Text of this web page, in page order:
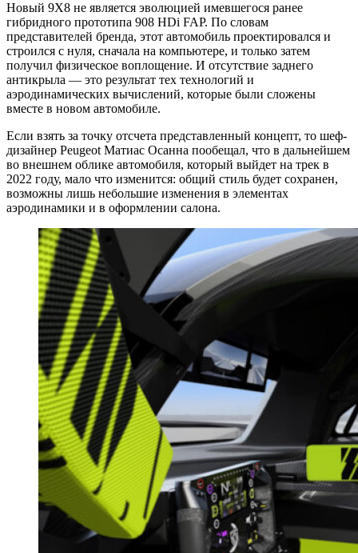
Новый 9Х8 не является эволюцией имевшегося ранее
гибридного прототипа 908 HDi FAP. По словам
представителей бренда, этот автомобиль проектировался и
строился с нуля, сначала на компьютере, и только затем
получил физическое воплощение. И отсутствие заднего
антикрыла — это результат тех технологий и
аэродинамических вычислений, которые были сложены
вместе в новом автомобиле.
Если взять за точку отсчета представленный концепт, то шеф-
дизайнер Peugeot Матиас Осанна пообещал, что в дальнейшем
во внешнем облике автомобиля, который выйдет на трек в
2022 году, мало что изменится: общий стиль будет сохранен,
возможны лишь небольшие изменения в элементах
аэродинамики и в оформлении салона.